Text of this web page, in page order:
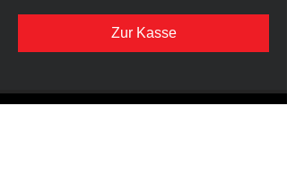
Zur Kasse